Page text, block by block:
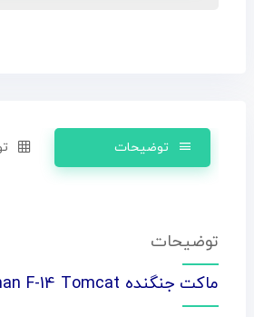
توضیحات
توضیحات
ماکت جنگنده Grumman F-14 Tomcat